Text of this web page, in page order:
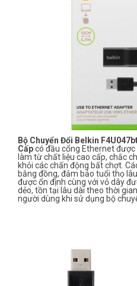
Bộ Chuyển Đổi Belkin
Cấpcó đầu cổng Ethernet
làm từ chất liệu cao cấp, chắc
khỏi các chấn động bất chợt.
bằng đồng, đảm bảo tuổi thọ
được ổn định cùng với vỏ dây
dẻo, tồn tại lâu dài theo thời
người dùng khi sử dụng bộ